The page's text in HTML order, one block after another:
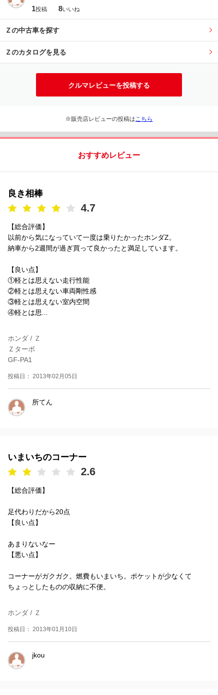
1投稿 8いいね
Ｚの中古車を探す
Ｚのカタログを見る
クルマレビューを投稿する
※販売店レビューの投稿は こちら
おすすめレビュー
良き相棒
4.7
【総合評価】
以前から気になっていて一度は乗りたかったホンダZ。
納車から2週間が過ぎ買って良かったと満足しています。
【良い点】
①軽とは思えない走行性能
②軽とは思えない車両剛性感
③軽とは思えない室内空間
④軽とは思...
ホンダ / Ｚ
Ｚターボ
GF-PA1
投稿日： 2013年02月05日
所てん
いまいちのコーナー
2.6
【総合評価】
足代わりだから20点
【良い点】
あまりないなー
【悪い点】
コーナーがガクガク。燃費もいまいち。ポケットが少なくて
ちょっとしたものの収納に不便。
ホンダ / Ｚ
投稿日： 2013年01月10日
jkou